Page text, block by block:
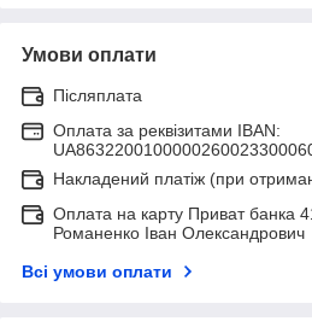
Умови оплати
Післяплата
Оплата за реквізитами IBAN:
Накладений платіж (при
Оплата на карту Приват банка
Романенко Іван Олександрович
Всі умови оплати